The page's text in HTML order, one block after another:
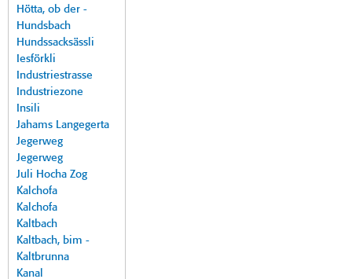
Hötta, ob der -
Hundsbach
Hundssacksässli
Iesförkli
Industriestrasse
Industriezone
Insili
Jahams Langegerta
Jegerweg
Jegerweg
Juli Hocha Zog
Kalchofa
Kalchofa
Kaltbach
Kaltbach, bim -
Kaltbrunna
Kanal